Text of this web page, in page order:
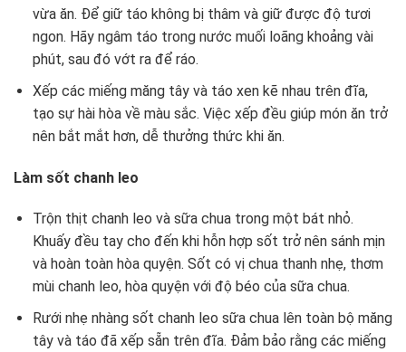
vừa ăn. Để giữ táo không bị thâm và giữ được độ tươi
ngon. Hãy ngâm táo trong nước muối loãng khoảng vài
phút, sau đó vớt ra để ráo.
Xếp các miếng măng tây và táo xen kẽ nhau trên đĩa,
tạo sự hài hòa về màu sắc. Việc xếp đều giúp món ăn trở
nên bắt mắt hơn, dễ thưởng thức khi ăn.
Làm sốt chanh leo
Trộn thịt chanh leo và sữa chua trong một bát nhỏ.
Khuấy đều tay cho đến khi hỗn hợp sốt trở nên sánh mịn
và hoàn toàn hòa quyện. Sốt có vị chua thanh nhẹ, thơm
mùi chanh leo, hòa quyện với độ béo của sữa chua.
Rưới nhẹ nhàng sốt chanh leo sữa chua lên toàn bộ măng
tây và táo đã xếp sẵn trên đĩa. Đảm bảo rằng các miếng